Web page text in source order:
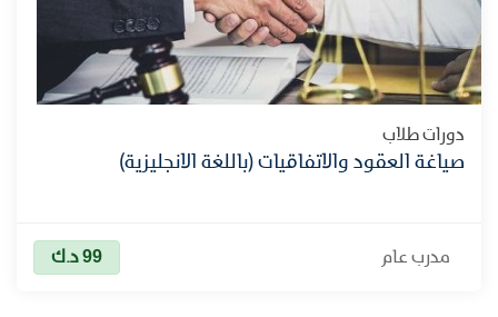
دورات طلاب
صياغة العقود والاتفاقيات (باللغة الانجليزية)
مدرب عام 99د.ك